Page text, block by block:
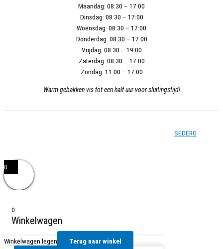
Maandag: 08:30 – 17:00
Dinsdag: 08:30 – 17:00
Woensdag: 08:30 – 17:00
Donderdag: 08:30 – 17:00
Vrijdag: 08:30 – 19:00
Zaterdag: 08:30 – 17:00
Zondag: 11:00 – 17:00
Warm gebakken vis tot een half uur voor sluitingstijd!
SEDERO
0
0
Winkelwagen
Winkelwagen legen Terug naar winkel